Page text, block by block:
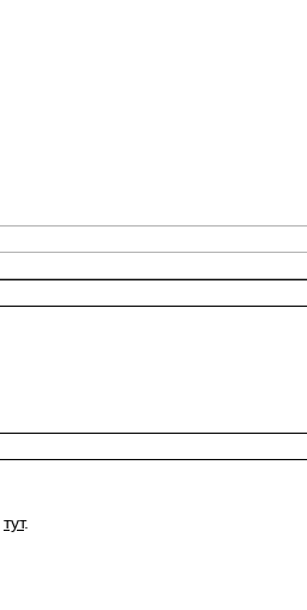
тут.